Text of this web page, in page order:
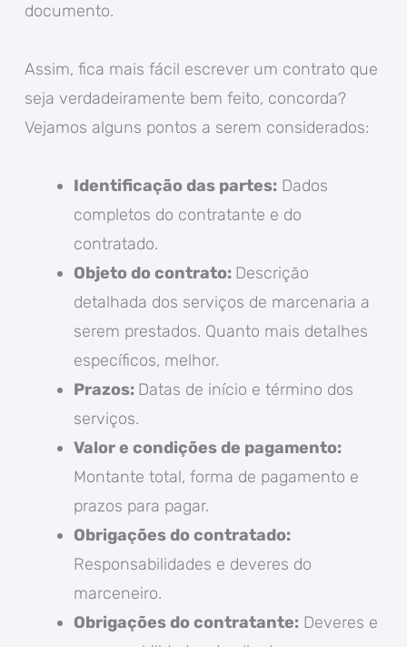
documento.
Assim, fica mais fácil escrever um contrato que
seja verdadeiramente bem feito, concorda?
Vejamos alguns pontos a serem considerados:
Identificação das partes:Dados
completos do contratante e do
contratado.
Objeto do contrato: Descrição
detalhada dos serviços de marcenaria a
serem prestados. Quanto mais detalhes
específicos, melhor.
Prazos: Datas de início e término dos
serviços.
Valor e condições de pagamento:
Montante total, forma de pagamento e
prazos para pagar.
Obrigações do contratado:
Responsabilidades e deveres do
marceneiro.
Obrigações do contratante:Deveres e